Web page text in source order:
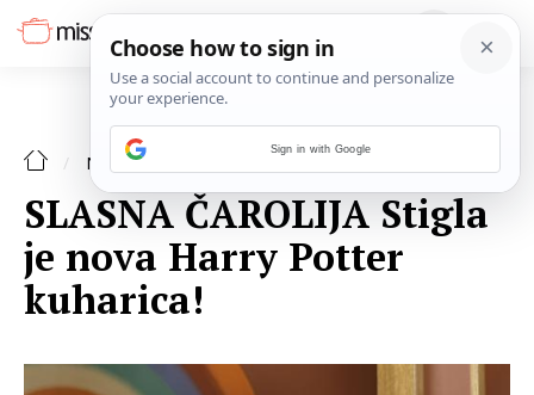
NAJAVE
SLASNA ČAROLIJA Stigla
je nova Harry Potter
kuharica!
Sign in with Google